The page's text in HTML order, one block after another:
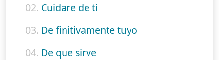
02. Cuidare de ti
03. De finitivamente tuyo
04. De que sirve